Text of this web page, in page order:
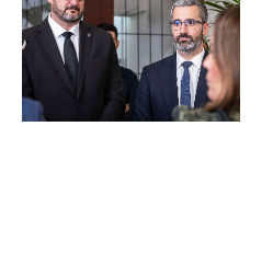
Sin leyenda